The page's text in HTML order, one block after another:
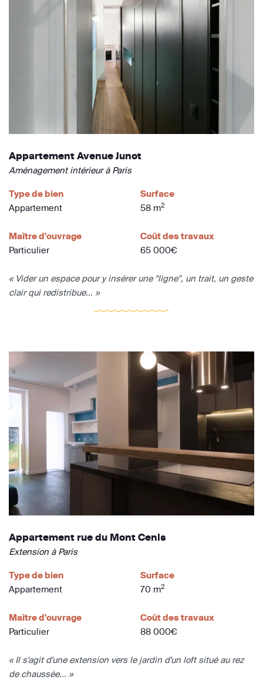
Appartement Avenue Junot
Aménagement intérieur à Paris
Type de bien
Appartement
Surface
58 m2
Maître d'ouvrage
Particulier
Coût des travaux
65 000€
« Vider un espace pour y insérer une "ligne", un trait, un geste
clair qui redistribue... »
Appartement rue du Mont Cenis
Extension à Paris
Type de bien
Appartement
Surface
70 m2
Maître d'ouvrage
Particulier
Coût des travaux
88 000€
« Il s'agit d'une extension vers le jardin d'un loft situé au rez
de chaussée... »